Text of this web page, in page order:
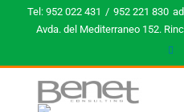
Tel: 952 022 431 / 952 221 830
Avda. del Mediterraneo 152.
Buscar
por: